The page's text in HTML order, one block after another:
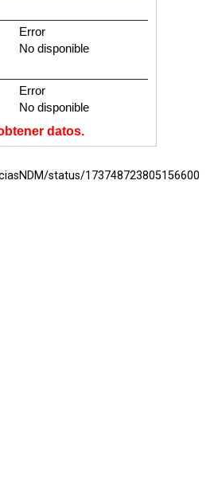
Error
No disponible
Error
No disponible
datos.
status/173748723805156600